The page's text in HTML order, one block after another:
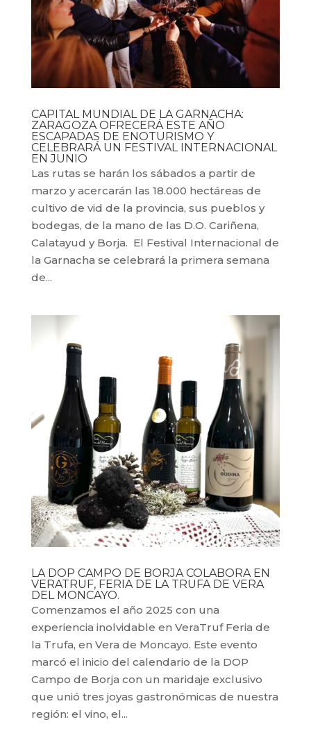
CAPITAL MUNDIAL DE LA GARNACHA:
ZARAGOZA OFRECERÁ ESTE AÑO
ESCAPADAS DE ENOTURISMO Y
CELEBRARÁ UN FESTIVAL INTERNACIONAL
EN JUNIO
Las rutas se harán los sábados a partir de
marzo y acercarán las 18.000 hectáreas de
cultivo de vid de la provincia, sus pueblos y
bodegas, de la mano de las D.O. Cariñena,
Calatayud y Borja. El Festival Internacional de
la Garnacha se celebrará la primera semana
de...
LA DOP CAMPO DE BORJA COLABORA EN
VERATRUF, FERIA DE LA TRUFA DE VERA
DEL MONCAYO.
Comenzamos el año 2025 con una
experiencia inolvidable en VeraTruf Feria de
la Trufa, en Vera de Moncayo. Este evento
marcó el inicio del calendario de la DOP
Campo de Borja con un maridaje exclusivo
que unió tres joyas gastronómicas de nuestra
región: el vino, el...